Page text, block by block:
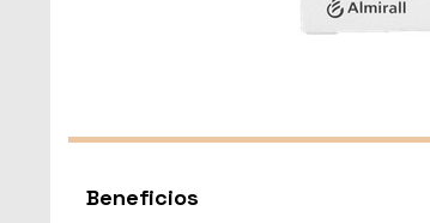
Beneficios